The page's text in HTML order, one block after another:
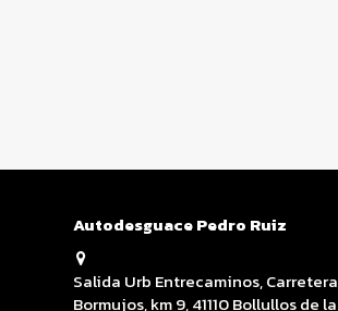
Autodesguace Pedro Ruiz
Salida Urb Entrecaminos, Carretera
Bormujos, km 9, 41110 Bollullos de la